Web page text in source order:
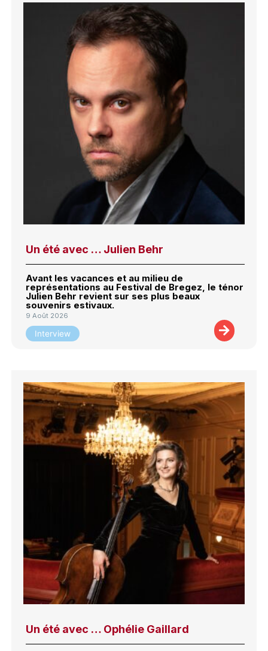
Un été avec … Julien Behr
Avant les vacances et au milieu de
représentations au Festival de Bregez, le ténor
Julien Behr revient sur ses plus beaux
souvenirs estivaux.
9 Août 2026
Interview
Un été avec … Ophélie Gaillard